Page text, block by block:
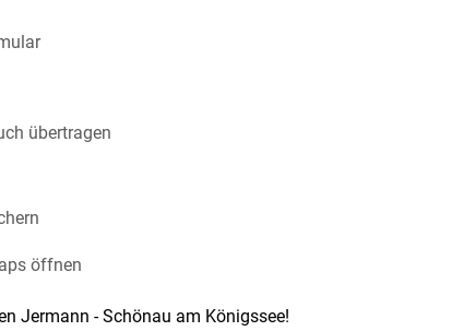
übertragen
öffnen
Jermann - Schönau am Königssee!